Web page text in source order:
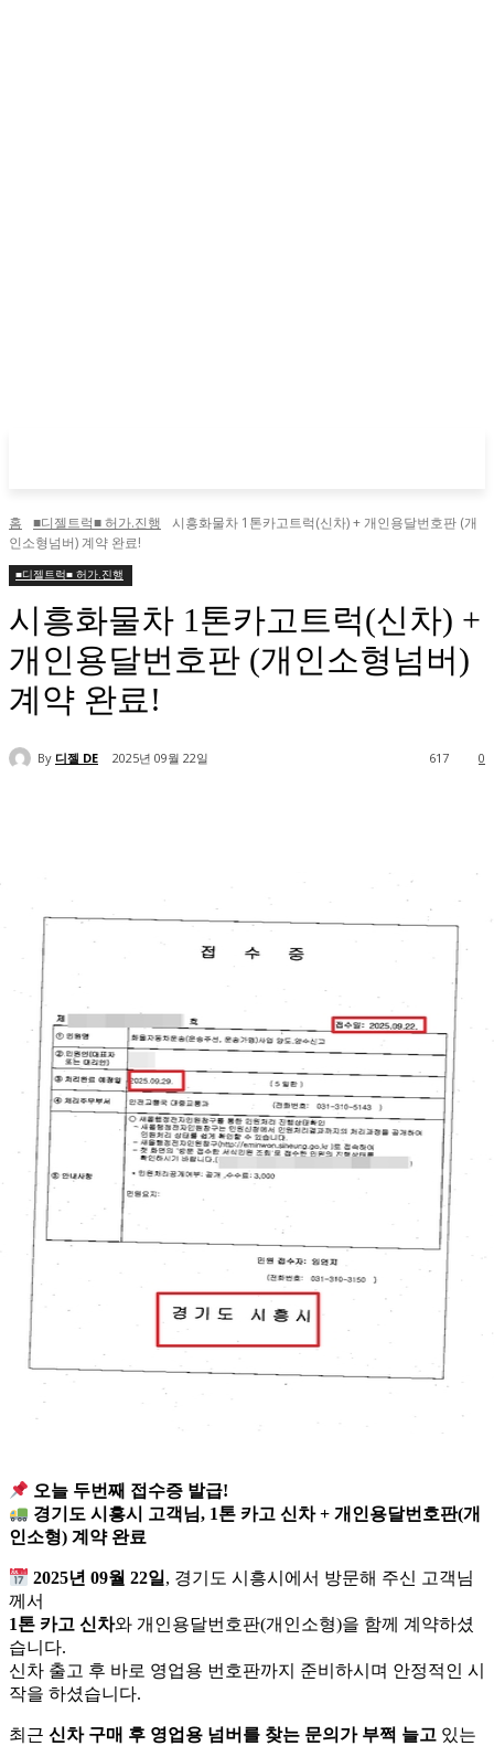
홈 ■디젤트럭■ 허가.진행
시흥화물차 1톤카고트럭(신차) + 개인용달번호판 (개
인소형넘버) 계약 완료!
■디젤트럭■ 허가.진행
시흥화물차 1톤카고트럭(신차) +
개인용달번호판 (개인소형넘버)
계약 완료!
By 디젤 DE 2025년 09월 22일 0
617
오늘 두번째 접수증 발급!
경기도 시흥시 고객님, 1톤 카고 신차 + 개인용달번호판(개
인소형) 계약 완료
2025년 09월 22일 , 경기도 시흥시에서 방문해 주신 고객님
께서
1톤 카고 신차와 개인용달번호판(개인소형)을 함께 계약하셨
습니다.
신차 출고 후 바로 영업용 번호판까지 준비하시며 안정적인 시
작을 하셨습니다.
최근 신차 구매 후 영업용 넘버를 찾는 문의가 부쩍 늘고 있는